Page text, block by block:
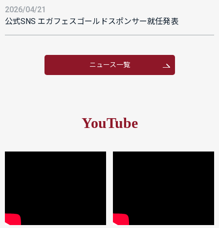
2026/04/21
公式SNS エガフェスゴールドスポンサー就任発表
ニュース一覧
YouTube